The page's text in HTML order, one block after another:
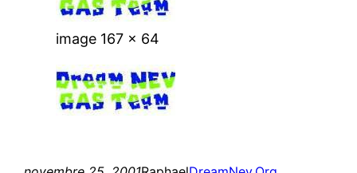
image 167 x 64